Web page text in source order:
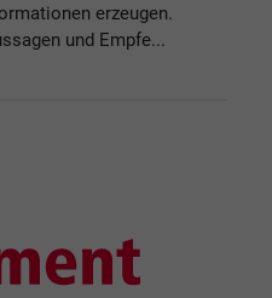
erzeugen.
und Empfe...